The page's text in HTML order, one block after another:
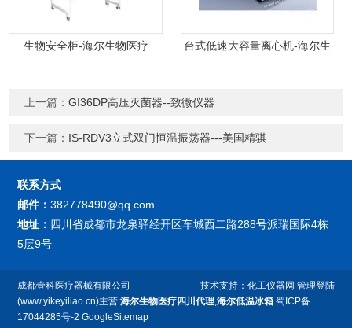
生物安全柜-海尔生物医疗
台式低速大容量离心机-海尔生
上一篇：GI36DP高压灭菌器--致微仪器
下一篇： IS-RDV3立式双门恒温振荡器---美国精骐
联系方式
邮件：382778490@qq.com
地址： 四川省成都市龙泉驿经开区车城西二路288号派瑞国际4栋
5层9号
技术支持： 化工仪器网 管理登陆
成都壹科医疗器械有限公司
(www.yikeyiliao.cn)主营:海尔生物医疗四川代理,海尔低温冰箱 蜀ICP备
17044285号-2 GoogleSitemap